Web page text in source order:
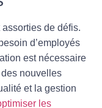
assorties de défis.
d’employés
est nécessaire
des nouvelles
et la gestion
les